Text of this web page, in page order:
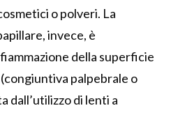
o polveri. La
invece, è
della superficie
palpebrale o
dall’utilizzo di lenti a